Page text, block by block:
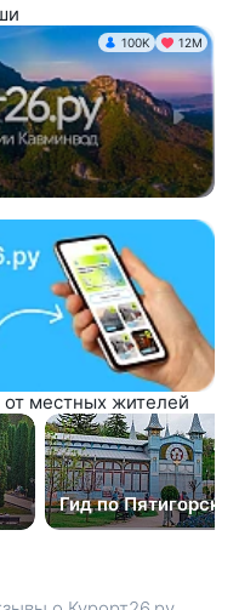
100K 12М
местных жителей
Гид по Пятигорску